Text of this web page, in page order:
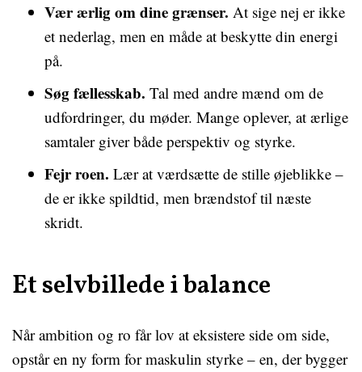
Vær ærlig om dine grænser. At sige nej er ikke
et nederlag, men en måde at beskytte din energi
på.
Søg fællesskab. Tal med andre mænd om de
udfordringer, du møder. Mange oplever, at ærlige
samtaler giver både perspektiv og styrke.
Fejr roen. Lær at værdsætte de stille øjeblikke –
de er ikke spildtid, men brændstof til næste
skridt.
Et selvbillede i balance
Når ambition og ro får lov at eksistere side om side,
opstår en ny form for maskulin styrke – en, der bygger